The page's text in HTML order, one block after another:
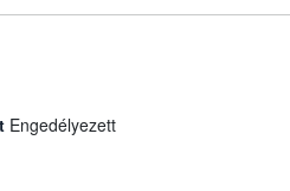
Engedélyezett